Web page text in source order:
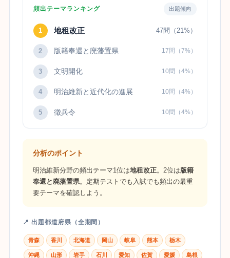
頻出テーマランキング 出題傾向
1 地租改正 47問（21%）
2 版籍奉還と廃藩置県 17問（7%）
3 文明開化 10問（4%）
4 明治維新と近代化の進展 10問（4%）
5 徴兵令 10問（4%）
分析のポイント
明治維新分野の頻出テーマ1位は地租改正。2位は版籍
奉還と廃藩置県。定期テストでも入試でも頻出の最重
要テーマを確認しよう。
📍 出題都道府県（全期間）
青森 香川 北海道 岡山 岐阜 熊本 栃木
沖縄 山形 岩手 石川 愛知 佐賀 愛媛 島根